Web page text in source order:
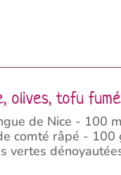
olives, tofu
de Nice - 100
comté râpé - 100